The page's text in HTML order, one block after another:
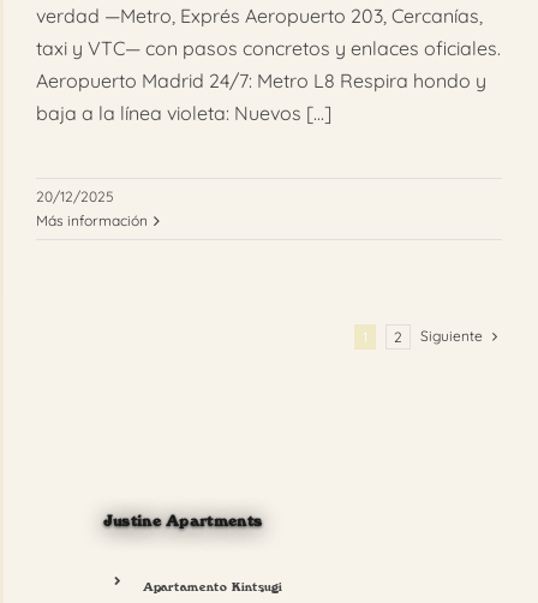
verdad —Metro, Exprés Aeropuerto 203, Cercanías,
taxi y VTC— con pasos concretos y enlaces oficiales.
Aeropuerto Madrid 24/7: Metro L8 Respira hondo y
baja a la línea violeta: Nuevos [...]
20/12/2025
Más información
1 2 Siguiente
Justine Apartments
Apartamento Kintsugi